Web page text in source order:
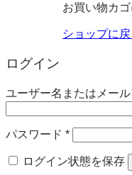
お買い物カ
ショップに戻
ログイン
ユーザー名またはメー
パスワード *必
ログイン状態を保存